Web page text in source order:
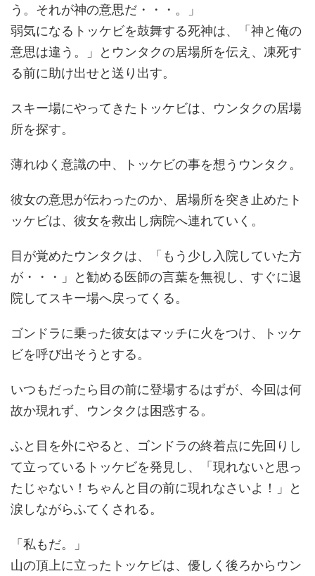
う。それが神の意思だ・・・。」
弱気になるトッケビを鼓舞する死神は、「神と俺の
意思は違う。」とウンタクの居場所を伝え、凍死す
る前に助け出せと送り出す。
スキー場にやってきたトッケビは、ウンタクの居場
所を探す。
薄れゆく意識の中、トッケビの事を想うウンタク。
彼女の意思が伝わったのか、居場所を突き止めたト
ッケビは、彼女を救出し病院へ連れていく。
目が覚めたウンタクは、「もう少し入院していた方
が・・・」と勧める医師の言葉を無視し、すぐに退
院してスキー場へ戻ってくる。
ゴンドラに乗った彼女はマッチに火をつけ、トッケ
ビを呼び出そうとする。
いつもだったら目の前に登場するはずが、今回は何
故か現れず、ウンタクは困惑する。
ふと目を外にやると、ゴンドラの終着点に先回りし
て立っているトッケビを発見し、「現れないと思っ
たじゃない！ちゃんと目の前に現れなさいよ！」と
涙しながらふてくされる。
「私もだ。」
山の頂上に立ったトッケビは、優しく後ろからウン